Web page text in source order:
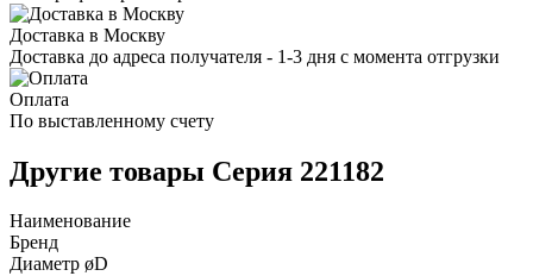
Доставка в Москву
Доставка до адреса получателя - 1-3 дня с момента отгрузки
Оплата
По выставленному счету
Другие товары Серия 221182
Наименование
Бренд
Диаметр øD